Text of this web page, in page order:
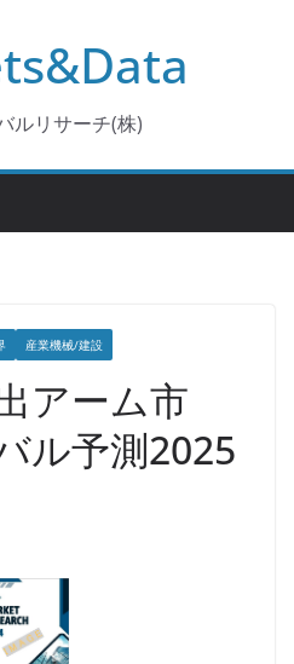
ルリサーチ(株)
産業機械/建設
アーム市
ル予測2025